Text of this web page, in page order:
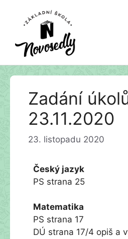
Přeskočit
Zadání
23.11.2020
23. listopadu 2020
Český jazyk
PS strana 25
Matematika
PS strana 17
DÚ strana 17/4 opiš a